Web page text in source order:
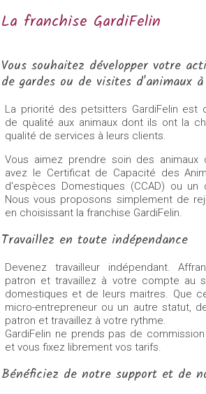
La franchise GardiFelin
Vous souhaitez développer votre
de gardes ou de visites d'animaux
La priorité des petsitters GardiFelin est
de qualité aux animaux dont ils ont la
qualité de services à leurs clients.
Vous aimez prendre soin des animaux
avez le Certificat de Capacité des
d'espèces Domestiques (CCAD) ou un
Nous vous proposons simplement de
en choisissant la franchise GardiFelin.
Travaillez en toute indépendance
Devenez travailleur indépendant.
patron et travaillez à votre compte au
domestiques et de leurs maitres. Que
micro-entrepreneur ou un autre statut,
patron et travaillez à votre rythme.
GardiFelin ne prends pas de
et vous fixez librement vos tarifs.
Bénéficiez de notre support et de